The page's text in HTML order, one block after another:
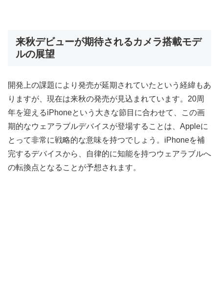
来秋デビューが期待されるカメラ搭載モデ
ルの展望
開発上の課題により発売が延期されていたという経緯もあ
りますが、現在は来秋の発売が見込まれています。20周
年を迎えるiPhoneという大きな節目に合わせて、この画
期的なウェアラブルデバイスが登場することは、Appleに
とって非常に戦略的な意味を持つでしょう。iPhoneを補
完するデバイスから、自律的に知能を持つウェアラブルへ
の転換点となることが予想されます。